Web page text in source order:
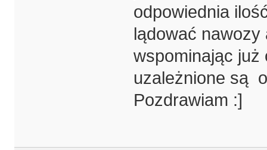
odpowiednia
lądować
wspominając
uzależnione są
Pozdrawiam :]